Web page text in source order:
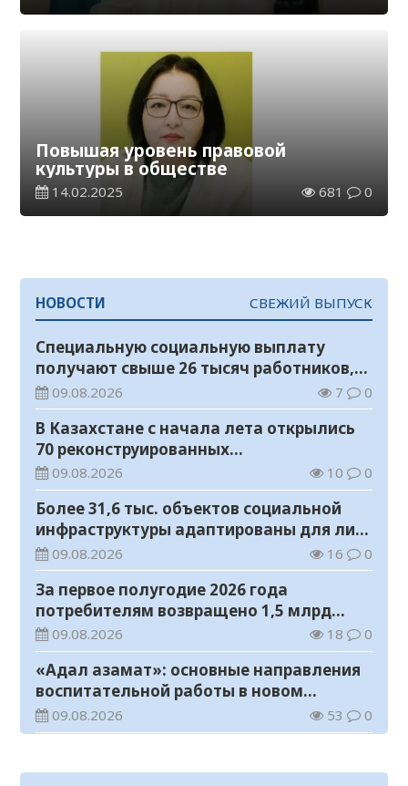
Повышая уровень правовой
культуры в обществе
14.02.2025 681 0
НОВОСТИ СВЕЖИЙ ВЫПУСК
Специальную социальную выплату
получают свыше 26 тысяч работников,
занятых во вредных условиях труда
09.08.2026 7 0
В Казахстане с начала лета открылись
70 реконструированных
железнодорожных вокзалов
09.08.2026 10 0
Более 31,6 тыс. объектов социальной
инфраструктуры адаптированы для лиц
с инвалидностью
09.08.2026 16 0
За первое полугодие 2026 года
потребителям возвращено 1,5 млрд
тенге
09.08.2026 18 0
«Адал азамат»: основные направления
воспитательной работы в новом
учебном году
09.08.2026 53 0
09.08.2026 68 0